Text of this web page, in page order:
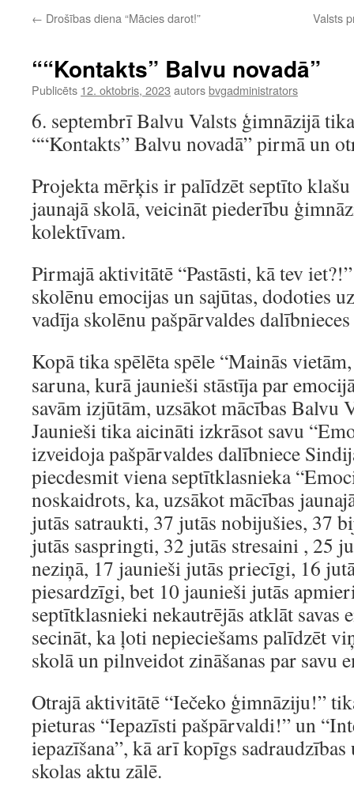
← Drošības diena “Mācies darot!” Valsts
““Kontakts” Balvu novadā”
Publicēts 12. oktobris, 2023 autorsbvgadministrators
6. septembrī Balvu Valsts ģimnāzijā
““Kontakts” Balvu novadā” pirmā un
Projekta mērķis ir palīdzēt septīto
jaunajā skolā, veicināt piederību
kolektīvam.
Pirmajā aktivitātē “Pastāsti, kā tev
skolēnu emocijas un sajūtas, dodoties
vadīja skolēnu pašpārvaldes
Kopā tika spēlēta spēle “Mainās
saruna, kurā jaunieši stāstīja par
savām izjūtām, uzsākot mācības Balvu
Jaunieši tika aicināti izkrāsot savu
izveidoja pašpārvaldes dalībniece
piecdesmit viena septītklasnieka
noskaidrots, ka, uzsākot mācības
jutās satraukti, 37 jutās nobijušies, 37
jutās saspringti, 32 jutās stresaini , 25
neziņā, 17 jaunieši jutās priecīgi, 16
piesardzīgi, bet 10 jaunieši jutās
septītklasnieki nekautrējās atklāt savas
secināt, ka ļoti nepieciešams palīdzēt
skolā un pilnveidot zināšanas par savu
Otrajā aktivitātē “Iečeko ģimnāziju!”
pieturas “Iepazīsti pašpārvaldi!” un
iepazīšana”, kā arī kopīgs sadraudzības
skolas aktu zālē.